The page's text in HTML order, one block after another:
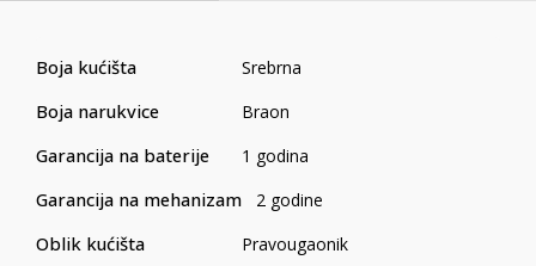
Boja kućišta Srebrna
Boja narukvice Braon
Garancija na baterije 1 godina
Garancija na mehanizam 2 godine
Oblik kućišta Pravougaonik